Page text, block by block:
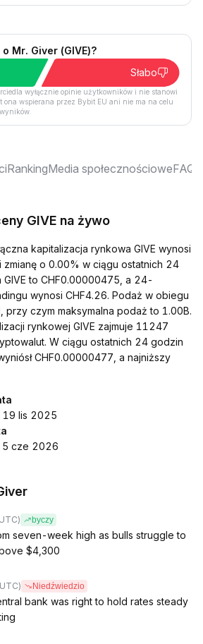
Mr. Giver (GIVE)?
Słabo
wyłącznie opinie użytkowników i nie stanowi
ona wspierana przez Bybit EU ani nie ma na celu
RankingMedia społecznościoweFAQ
GIVE na żywo
kapitalizacja rynkowa GIVE wynosi
zmianę o 0.00% w ciągu ostatnich 24
GIVE to CHF0.00000475, a 24-
wynosi CHF4.26. Podaż w obiegu
przy czym maksymalna podaż to 1.00B.
rynkowej GIVE zajmuje 11247
W ciągu ostatnich 24 godzin
CHF0.00000477, a najniższy
19 lis 2025
5 cze 2026
byczy
seven-week high as bulls struggle to
$4,300
Niedźwiedzio
bank was right to hold rates steady